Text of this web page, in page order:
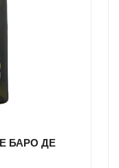
БАРО ДЕ